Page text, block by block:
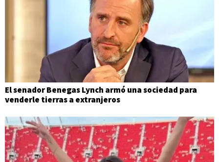
El senador Benegas Lynch armó una sociedad para
venderle tierras a extranjeros